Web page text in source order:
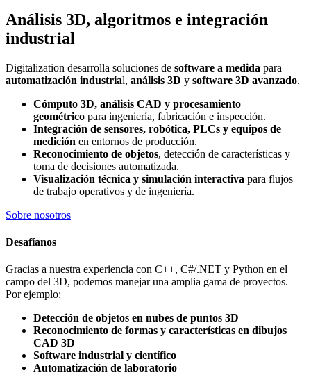
Análisis 3D, algoritmos e integración
industrial
Digitalization desarrolla soluciones de software a medida para
automatización industrial, análisis 3D y software 3D avanzado.
Cómputo 3D, análisis CAD y procesamiento
geométrico para ingeniería, fabricación e inspección.
Integración de sensores, robótica, PLCs y equipos de
medición en entornos de producción.
Reconocimiento de objetos, detección de características y
toma de decisiones automatizada.
Visualización técnica y simulación interactiva para flujos
de trabajo operativos y de ingeniería.
Sobre nosotros
Desafíanos
Gracias a nuestra experiencia con C++, C#/.NET y Python en el
campo del 3D, podemos manejar una amplia gama de proyectos.
Por ejemplo:
Detección de objetos en nubes de puntos 3D
Reconocimiento de formas y características en dibujos
CAD 3D
Software industrial y científico
Automatización de laboratorio